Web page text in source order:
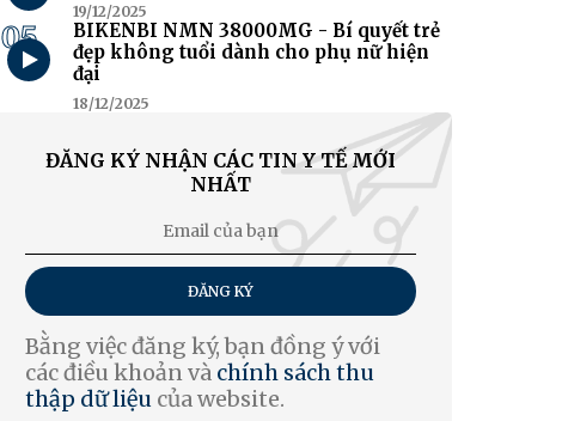
19/12/2025
05
BIKENBI NMN 38000MG - Bí quyết trẻ
đẹp không tuổi dành cho phụ nữ hiện
đại
18/12/2025
ĐĂNG KÝ NHẬN CÁC TIN Y TẾ MỚI
NHẤT
ĐĂNG KÝ
Bằng việc đăng ký, bạn đồng ý với
các điều khoản và chính sách thu
thập dữ liệu của website.